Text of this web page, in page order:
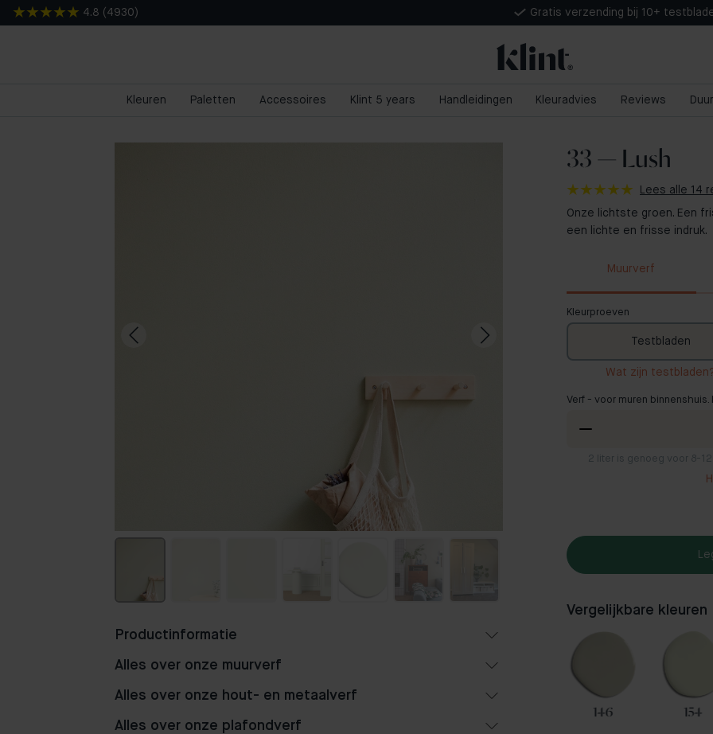
4.8 ( 4930 ) Gratis verzending bij 10+
Kleuren Paletten Accessoires Klint 5 years Handleidingen Kleuradvies Reviews
33 — Lush
Lees alle 14
Onze lichtste groen. Een
een lichte en frisse indruk.
Muurverf
Kleurproeven
Testbladen
Wat zijn
Verf - voor muren binnenshuis.
2 liter is genoeg voor 8-
Vergelijkbare kleuren
146 154
Productinformatie
Alles over onze muurverf
Alles over onze hout- en metaalverf
Alles over onze plafondverf